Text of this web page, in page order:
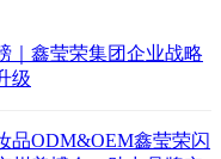
｜鑫莹荣集团企业战略
级
品ODM&OEM鑫莹荣闪